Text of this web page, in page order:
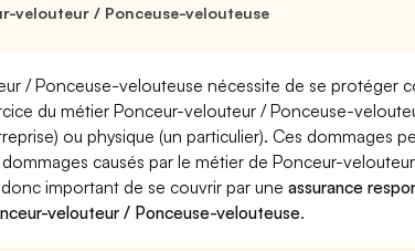
velouteur / Ponceuse-velouteuse
/ Ponceuse-velouteuse nécessite de se protéger
du métier Ponceur-velouteur / Ponceuse-
ou physique (un particulier). Ces dommages
causés par le métier de Ponceur-
important de se couvrir par uneassurance
velouteur / Ponceuse-velouteuse.